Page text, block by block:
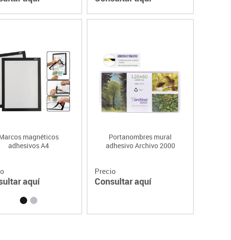
magnéticos
adhesivos A4
aquí
Portanombres mural
adhesivo Archivo 2000
Precio
Consultar aquí